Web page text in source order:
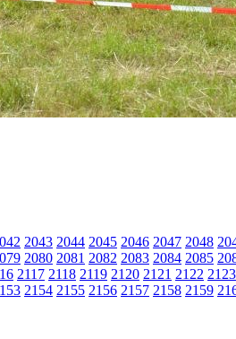
2043 2044 2045 2046 2047 2048
2080 2081 2082 2083 2084 2085
2117 2118 2119 2120 2121 2122 2123
2154 2155 2156 2157 2158 2159